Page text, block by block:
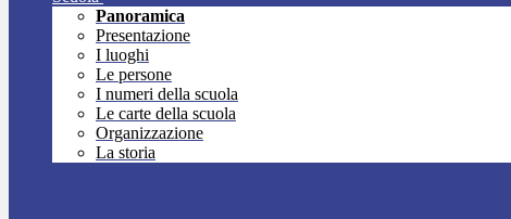
Panoramica
Presentazione
I luoghi
Le persone
I numeri della scuola
Le carte della scuola
Organizzazione
La storia